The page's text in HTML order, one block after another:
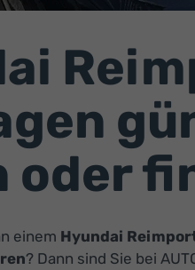
oder
einem Hyundai
? Dann sind Sie bei